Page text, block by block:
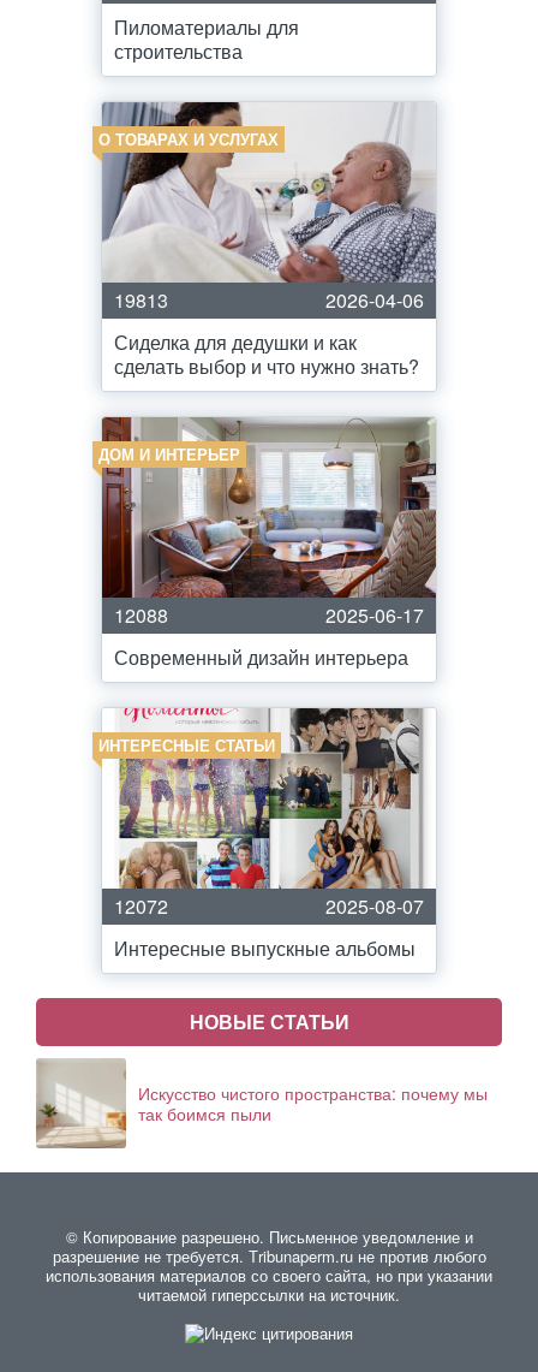
Пиломатериалы для
строительства
О ТОВАРАХ И УСЛУГАХ
19813
2026-04-06
Сиделка для дедушки и как
сделать выбор и что нужно знать?
ДОМ И ИНТЕРЬЕР
12088
2025-06-17
Современный дизайн интерьера
ИНТЕРЕСНЫЕ СТАТЬИ
12072
2025-08-07
Интересные выпускные альбомы
НОВЫЕ СТАТЬИ
Искусство чистого пространства: почему мы
так боимся пыли
© Копирование разрешено. Письменное уведомление и
разрешение не требуется. Тribunaperm.ru не против любого
использования материалов со своего сайта, но при указании
читаемой гиперссылки на источник.